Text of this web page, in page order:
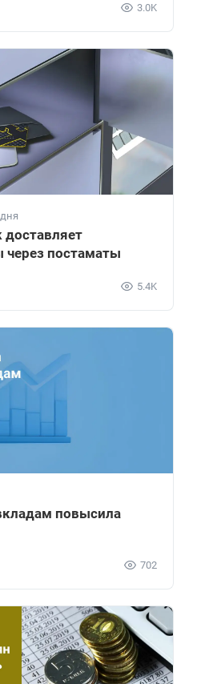
3.0K
постаматы
5.4K
повысила
702